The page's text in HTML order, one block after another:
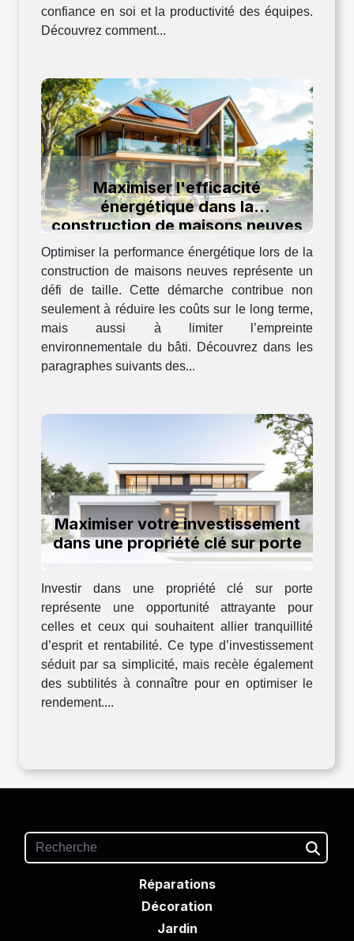
confiance en soi et la productivité des équipes.
Découvrez comment...
Maximiser l'efficacité
énergétique dans la
construction de maisons neuves
Optimiser la performance énergétique lors de la
construction de maisons neuves représente un
défi de taille. Cette démarche contribue non
seulement à réduire les coûts sur le long terme,
mais aussi à limiter l’empreinte
environnementale du bâti. Découvrez dans les
paragraphes suivants des...
Maximiser votre investissement
dans une propriété clé sur porte
Investir dans une propriété clé sur porte
représente une opportunité attrayante pour
celles et ceux qui souhaitent allier tranquillité
d’esprit et rentabilité. Ce type d’investissement
séduit par sa simplicité, mais recèle également
des subtilités à connaître pour en optimiser le
rendement....
Réparations
Décoration
Jardin